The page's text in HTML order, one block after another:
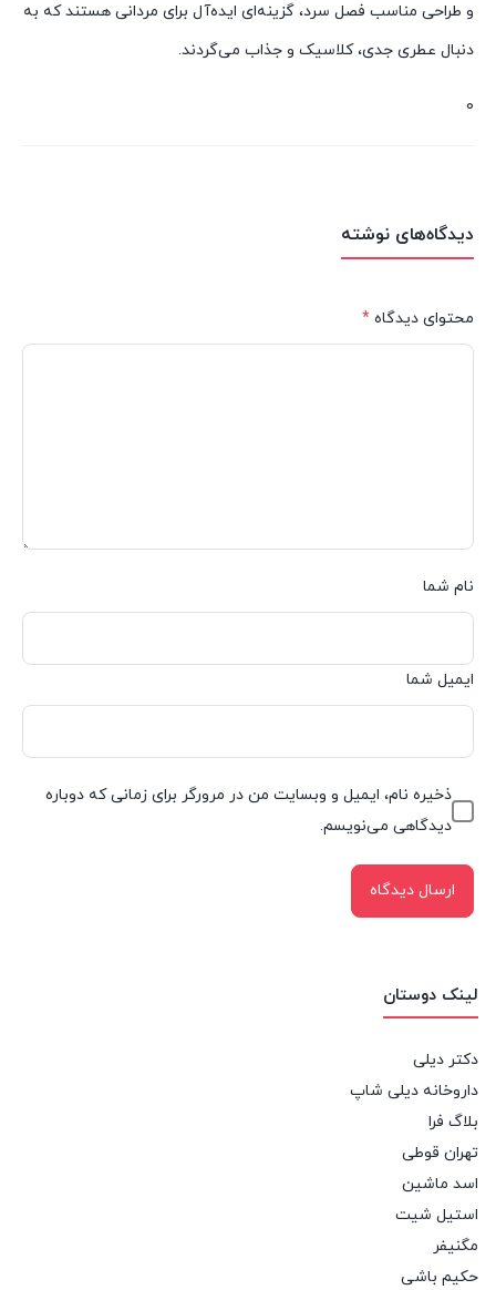
لینک دوستان
دکتر دیلی
داروخانه دیلی شاپ
بلاگ فرا
تهران قوطی
اسد ماشین
استیل شیت
مگنیفر
حکیم باشی
و طراحی مناسب فصل سرد، گزینه‌ای ایده‌آل برای مردانی هستند که به
دنبال عطری جدی، کلاسیک و جذاب می‌گردند.
0
دیدگاه‌های نوشته
محتوای دیدگاه *
نام شما
ایمیل شما
ذخیره نام، ایمیل و وبسایت من در مرورگر برای زمانی که دوباره
دیدگاهی می‌نویسم.